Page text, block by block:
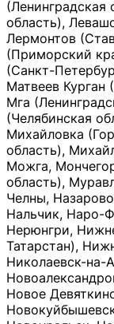
(Ленинградская
область),
Лермонтов
(Приморский
(Санкт-
Матвеев Курган
Мга
(Челябинская
Михайловка
область),
Можга,
область),
Челны,
Нальчик, Наро-
Нерюнгри,
Татарстан),
Николаевск-на-
Новое